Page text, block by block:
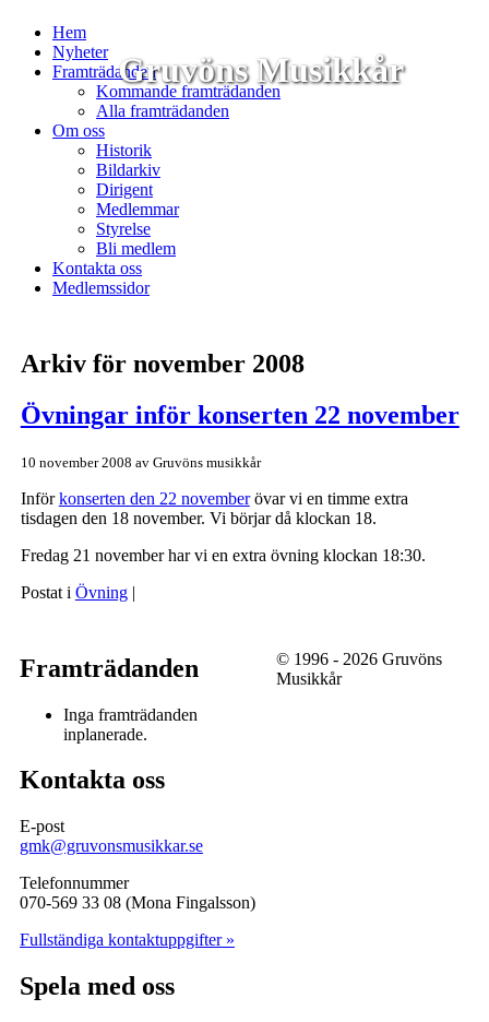
Gruvöns Musikkår
Hem
Nyheter
Framträdanden
Kommande framträdanden
Alla framträdanden
Om oss
Historik
Bildarkiv
Dirigent
Medlemmar
Styrelse
Bli medlem
Kontakta oss
Medlemssidor
Arkiv för november 2008
Övningar inför konserten 22 november
10 november 2008 av Gruvöns musikkår
Införkonserten den 22 novemberövar vi en timme extra
tisdagen den 18 november. Vi börjar då klockan 18.
Fredag 21 november har vi en extra övning klockan 18:30.
Postat i Övning|
Framträdanden
Inga framträdanden
inplanerade.
Kontakta oss
E-post
gmk@gruvonsmusikkar.se
Telefonnummer
070-569 33 08 (Mona Fingalsson)
Fullständiga kontaktuppgifter »
Spela med oss
© 1996 - 2026 Gruvöns
Musikkår